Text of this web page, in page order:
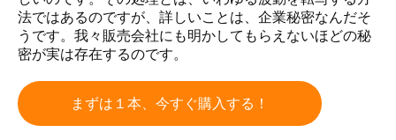
法ではあるのですが、詳しいことは、企業秘密なんだそ
うです。我々販売会社にも明かしてもらえないほどの秘
密が実は存在するのです。
まずは１本、今すぐ購入する！